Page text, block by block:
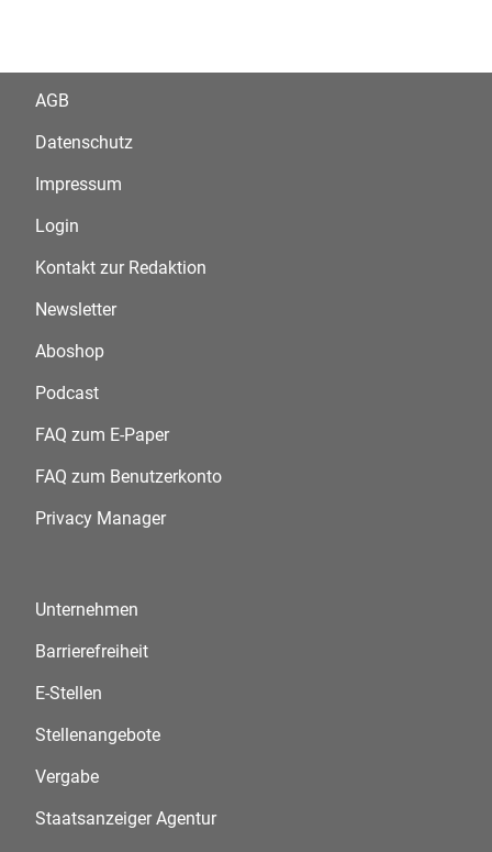
AGB
Datenschutz
Impressum
Login
Kontakt zur Redaktion
Newsletter
Aboshop
Podcast
FAQ zum E-Paper
FAQ zum Benutzerkonto
Privacy Manager
Unternehmen
Barrierefreiheit
E-Stellen
Stellenangebote
Vergabe
Staatsanzeiger Agentur